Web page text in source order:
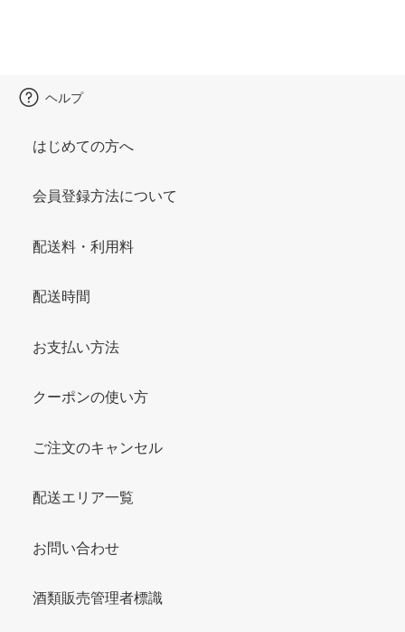
ヘルプ
はじめての方へ
会員登録方法について
配送料・利用料
配送時間
お支払い方法
クーポンの使い方
ご注文のキャンセル
配送エリア一覧
お問い合わせ
酒類販売管理者標識